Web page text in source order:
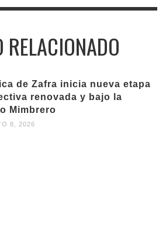
RELACIONADO
de Zafra inicia nueva etapa
renovada y bajo la
Mimbrero
8, 2026